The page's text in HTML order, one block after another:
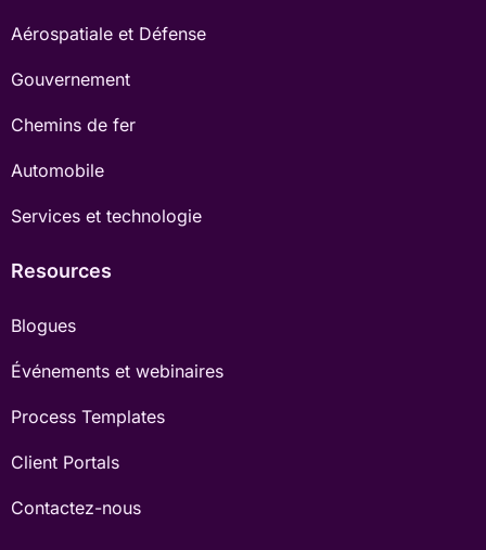
Aérospatiale et Défense
Gouvernement
Chemins de fer
Automobile
Services et technologie
Resources
Blogues
Événements et webinaires
Process Templates
Client Portals
Contactez-nous